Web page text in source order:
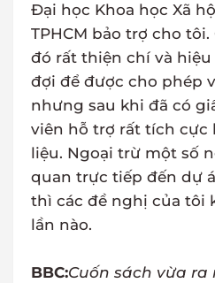
Đại học Khoa học Xã
TPHCM bảo trợ cho
đó rất thiện chí và hiệu
đợi để được cho phép
nhưng sau khi đã có
viên hỗ trợ rất tích cực
liệu. Ngoại trừ một số
quan trực tiếp đến dự
thì các đề nghị của tôi
lần nào.
BBC:Cuốn sách vừa